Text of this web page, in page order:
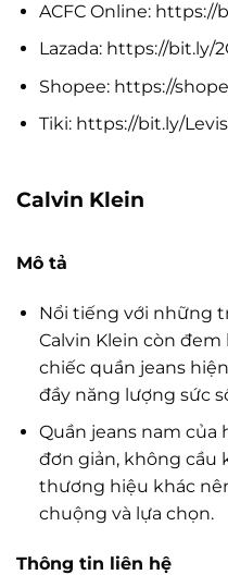
ACFC Online: https://
Lazada: https://bit.ly/
Shopee: https://
Tiki: https://bit.ly/
Calvin Klein
Mô tả
Nổi tiếng với những
Calvin Klein còn
chiếc quần jeans
đầy năng lượng sức
Quần jeans nam
đơn giản, không cầu
thương hiệu khác
chuộng và lựa chọn.
Thông tin liên hệ